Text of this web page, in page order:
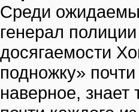
Среди
генерал
досягаемости
подножку»
наверное,